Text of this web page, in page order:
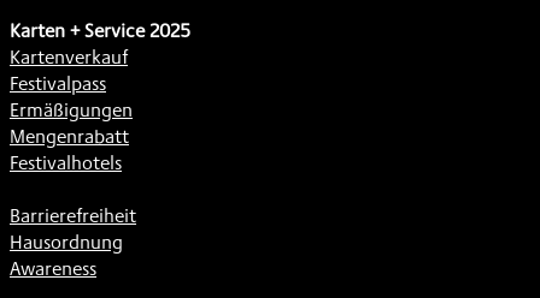
Karten + Service 2025
Kartenverkauf
Festivalpass
Ermäßigungen
Mengenrabatt
Festivalhotels
Barrierefreiheit
Hausordnung
Awareness